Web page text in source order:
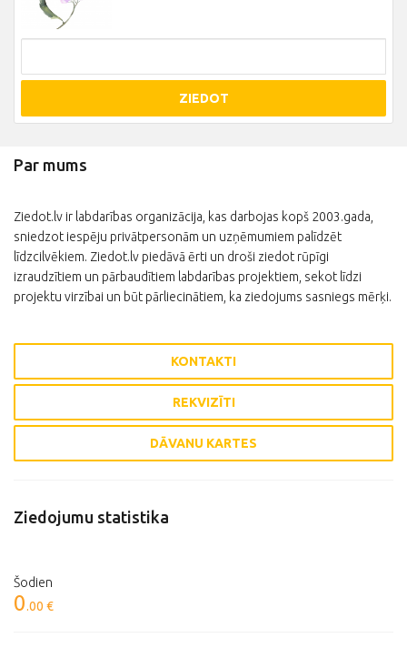
ZIEDOT
Par mums
Ziedot.lv ir labdarības organizācija, kas darbojas kopš 2003.gada,
sniedzot iespēju privātpersonām un uzņēmumiem palīdzēt
līdzcilvēkiem. Ziedot.lv piedāvā ērti un droši ziedot rūpīgi
izraudzītiem un pārbaudītiem labdarības projektiem, sekot līdzi
projektu virzībai un būt pārliecinātiem, ka ziedojums sasniegs mērķi.
KONTAKTI
REKVIZĪTI
DĀVANU KARTES
Ziedojumu statistika
Šodien
0.00 €